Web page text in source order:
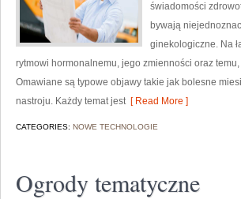
świadomości
bywają
ginekologiczne. Na
rytmowi hormonalnemu, jego zmienności oraz
Omawiane są typowe objawy takie jak bolesne
nastroju. Każdy temat jest[ Read More ]
CATEGORIES: NOWE TECHNOLOGIE
Ogrody tematyczne